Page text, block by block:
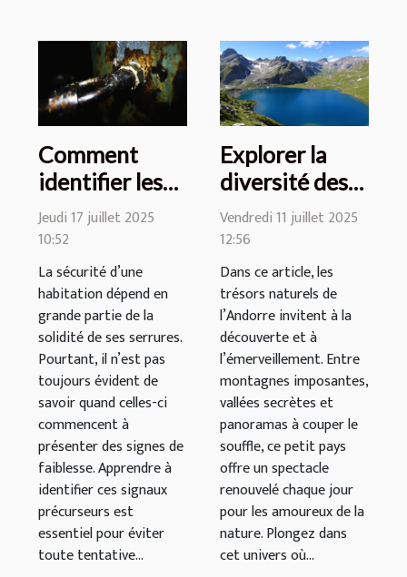
Comment
identifier les
signes de
faiblesse de
votre serrure ?
Jeudi 17 juillet 2025
10:52
La sécurité d’une
habitation dépend en
grande partie de la
solidité de ses serrures.
Pourtant, il n’est pas
toujours évident de
savoir quand celles-ci
commencent à
présenter des signes de
faiblesse. Apprendre à
identifier ces signaux
précurseurs est
essentiel pour éviter
toute tentative...
Explorer la
diversité des
paysages
andorrans :
une aventure
au quotidien
Vendredi 11 juillet 2025
12:56
Dans ce article, les
trésors naturels de
l’Andorre invitent à la
découverte et à
l’émerveillement. Entre
montagnes imposantes,
vallées secrètes et
panoramas à couper le
souffle, ce petit pays
offre un spectacle
renouvelé chaque jour
pour les amoureux de la
nature. Plongez dans
cet univers où...